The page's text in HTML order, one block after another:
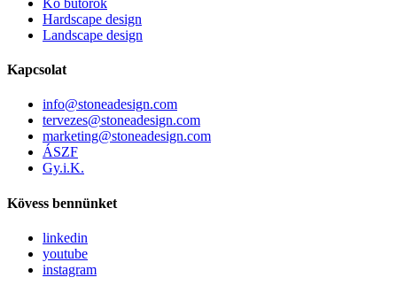
Hardscape design
Landscape design
Kapcsolat
info@stoneadesign.com
tervezes@stoneadesign.com
marketing@stoneadesign.com
ÁSZF
Gy.i.K.
Kövess bennünket
linkedin
youtube
instagram